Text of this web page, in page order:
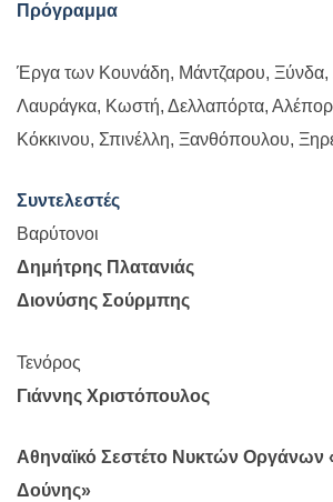
Πρόγραμμα
Έργα των Κουνάδη, Μάντζαρου,
Λαυράγκα, Κωστή, Δελλαπόρτα,
Κόκκινου, Σπινέλλη, Ξανθόπουλου,
Συντελεστές
Βαρύτονοι
Δημήτρης Πλατανιάς
Διονύσης Σούρμπης
Τενόρος
Γιάννης Χριστόπουλος
Αθηναϊκό Σεστέτο Νυκτών Οργάνων
Δούνης»